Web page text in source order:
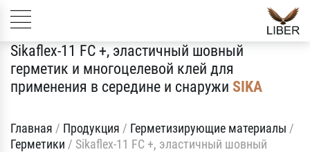
Sikaflex-11 FC +, эластичный шовный
герметик и многоцелевой клей для
применения в середине и снаружи SIKA
Главная / Продукция / Герметизирующие материалы /
Герметики / Sikaflex-11 FC +, эластичный шовный